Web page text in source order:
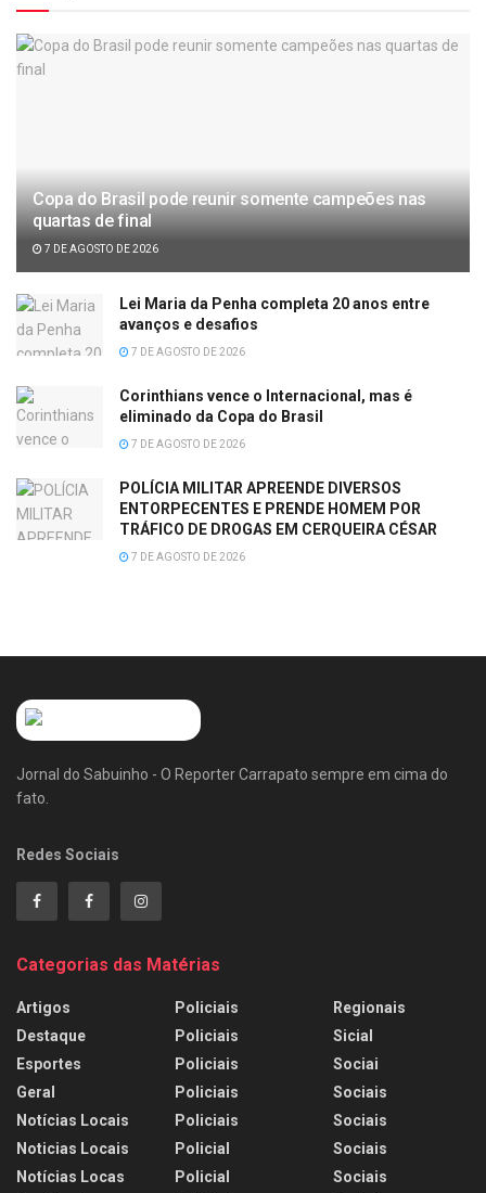
Copa do Brasil pode reunir somente campeões nas
quartas de final
7 DE AGOSTO DE 2026
Lei Maria da Penha completa 20 anos entre
avanços e desafios
7 DE AGOSTO DE 2026
Corinthians vence o Internacional, mas é
eliminado da Copa do Brasil
7 DE AGOSTO DE 2026
POLÍCIA MILITAR APREENDE DIVERSOS
ENTORPECENTES E PRENDE HOMEM POR
TRÁFICO DE DROGAS EM CERQUEIRA CÉSAR
7 DE AGOSTO DE 2026
Jornal do Sabuinho - O Reporter Carrapato sempre em cima do
fato.
Redes Sociais
Categorias das Matérias
Artigos
Destaque
Esportes
Geral
Notícias Locais
Noticias Locais
Notícias Locas
Policiais
Policiais
Policiais
Policiais
Policiais
Policial
Policial
Regionais
Sicial
Sociai
Sociais
Sociais
Sociais
Sociais